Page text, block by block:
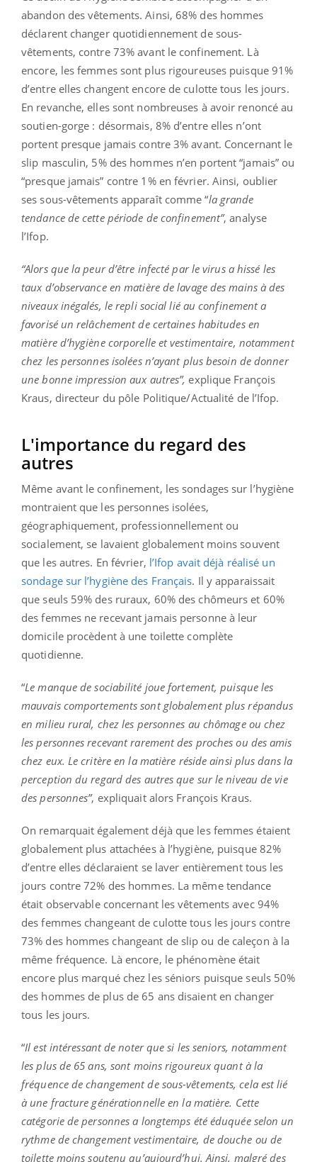
abandon des vêtements. Ainsi, 68% des hommes
déclarent changer quotidiennement de sous-
vêtements, contre 73% avant le confinement. Là
encore, les femmes sont plus rigoureuses puisque 91%
d’entre elles changent encore de culotte tous les jours.
En revanche, elles sont nombreuses à avoir renoncé au
soutien-gorge : désormais, 8% d’entre elles n’ont
portent presque jamais contre 3% avant. Concernant le
slip masculin, 5% des hommes n’en portent “jamais” ou
“presque jamais” contre 1% en février. Ainsi, oublier
ses sous-vêtements apparaît comme “la grande
tendance de cette période de confinement”, analyse
l’Ifop.
“Alors que la peur d’être infecté par le virus a hissé les
taux d’observance en matière de lavage des mains à des
niveaux inégalés, le repli social lié au confinement a
favorisé un relâchement de certaines habitudes en
matière d’hygiène corporelle et vestimentaire, notamment
chez les personnes isolées n’ayant plus besoin de donner
une bonne impression aux autres”, explique François
Kraus, directeur du pôle Politique/Actualité de l’Ifop.
L'importance du regard des
autres
Même avant le confinement, les sondages sur l’hygiène
montraient que les personnes isolées,
géographiquement, professionnellement ou
socialement, se lavaient globalement moins souvent
que les autres. En février, l’Ifop avait déjà réalisé un
sondage sur l’hygiène des Français. Il y apparaissait
que seuls 59% des ruraux, 60% des chômeurs et 60%
des femmes ne recevant jamais personne à leur
domicile procèdent à une toilette complète
quotidienne.
“Le manque de sociabilité joue fortement, puisque les
mauvais comportements sont globalement plus répandus
en milieu rural, chez les personnes au chômage ou chez
les personnes recevant rarement des proches ou des amis
chez eux. Le critère en la matière réside ainsi plus dans la
perception du regard des autres que sur le niveau de vie
des personnes”, expliquait alors François Kraus.
On remarquait également déjà que les femmes étaient
globalement plus attachées à l’hygiène, puisque 82%
d’entre elles déclaraient se laver entièrement tous les
jours contre 72% des hommes. La même tendance
était observable concernant les vêtements avec 94%
des femmes changeant de culotte tous les jours contre
73% des hommes changeant de slip ou de caleçon à la
même fréquence. Là encore, le phénomène était
encore plus marqué chez les séniors puisque seuls 50%
des hommes de plus de 65 ans disaient en changer
tous les jours.
“Il est intéressant de noter que si les seniors, notamment
les plus de 65 ans, sont moins rigoureux quant à la
fréquence de changement de sous-vêtements, cela est lié
à une fracture générationnelle en la matière. Cette
catégorie de personnes a longtemps été éduquée selon un
rythme de changement vestimentaire, de douche ou de
toilette moins soutenu qu’aujourd’hui. Ainsi, malgré des